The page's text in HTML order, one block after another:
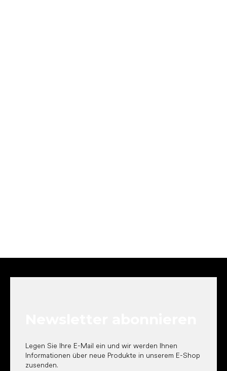
Legen Sie Ihre E-Mail ein und wir werden Ihnen
Informationen über neue Produkte in unserem E-Shop
zusenden.